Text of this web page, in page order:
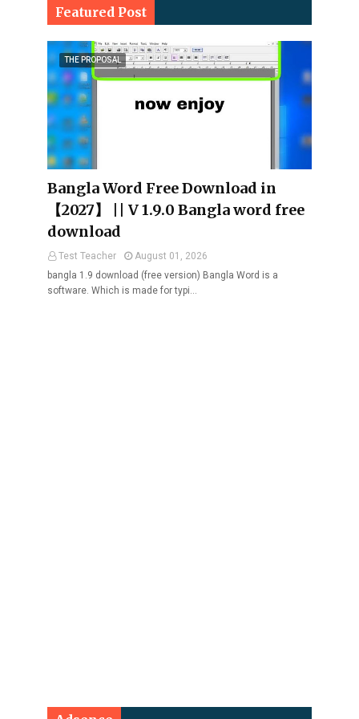
Featured Post
THE PROPOSAL
Bangla Word Free Download in
【2027】 || V 1.9.0 Bangla word free
download
Test Teacher
August 01, 2026
bangla 1.9 download (free version) Bangla Word is a
software. Which is made for typi…